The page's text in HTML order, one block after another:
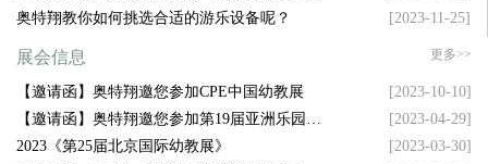
空间布局，样样精通！
奥特翔教你如何挑选合适的游乐设备呢？
[2023-11-25]
展会信息 更多>>
【邀请函】奥特翔邀您参加CPE中国幼教展
[2023-10-10]
【邀请函】奥特翔邀您参加第19届亚洲乐园及
景点博览会
[2023-04-29]
2023《第25届北京国际幼教展》
[2023-03-30]